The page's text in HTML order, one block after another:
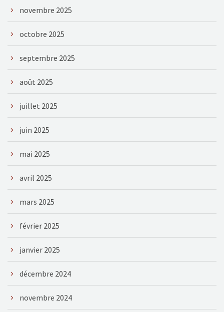
novembre 2025
octobre 2025
septembre 2025
août 2025
juillet 2025
juin 2025
mai 2025
avril 2025
mars 2025
février 2025
janvier 2025
décembre 2024
novembre 2024